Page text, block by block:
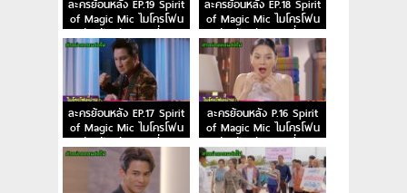
ละครย้อนหลัง EP.19 Spirit
of Magic Mic ไมโครโฟน
ม่วนป่วนรัก ตอนที่ 19
ละครย้อนหลัง EP.18 Spirit
of Magic Mic ไมโครโฟน
ม่วนป่วนรัก ตอนที่ 18
ละครย้อนหลัง EP.17 Spirit
of Magic Mic ไมโครโฟน
ม่วนป่วนรัก ตอนที่ 17
ละครย้อนหลัง P.16 Spirit
of Magic Mic ไมโครโฟน
ม่วนป่วนรัก ตอนที่ 16